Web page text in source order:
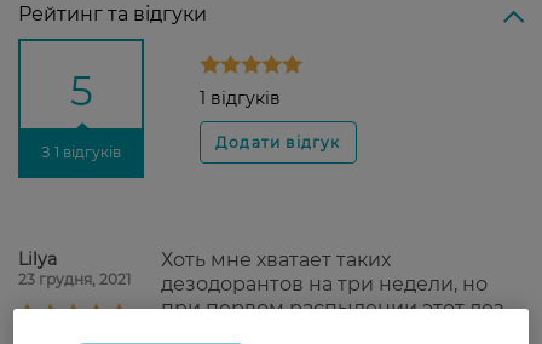
Рейтинг та відгуки
5
З 1 відгуків
1 відгуків
Lilya
23 грудня, 2021
Хоть мне хватает таких
дезодорантов на три недели, но
при первом распылении этот дез